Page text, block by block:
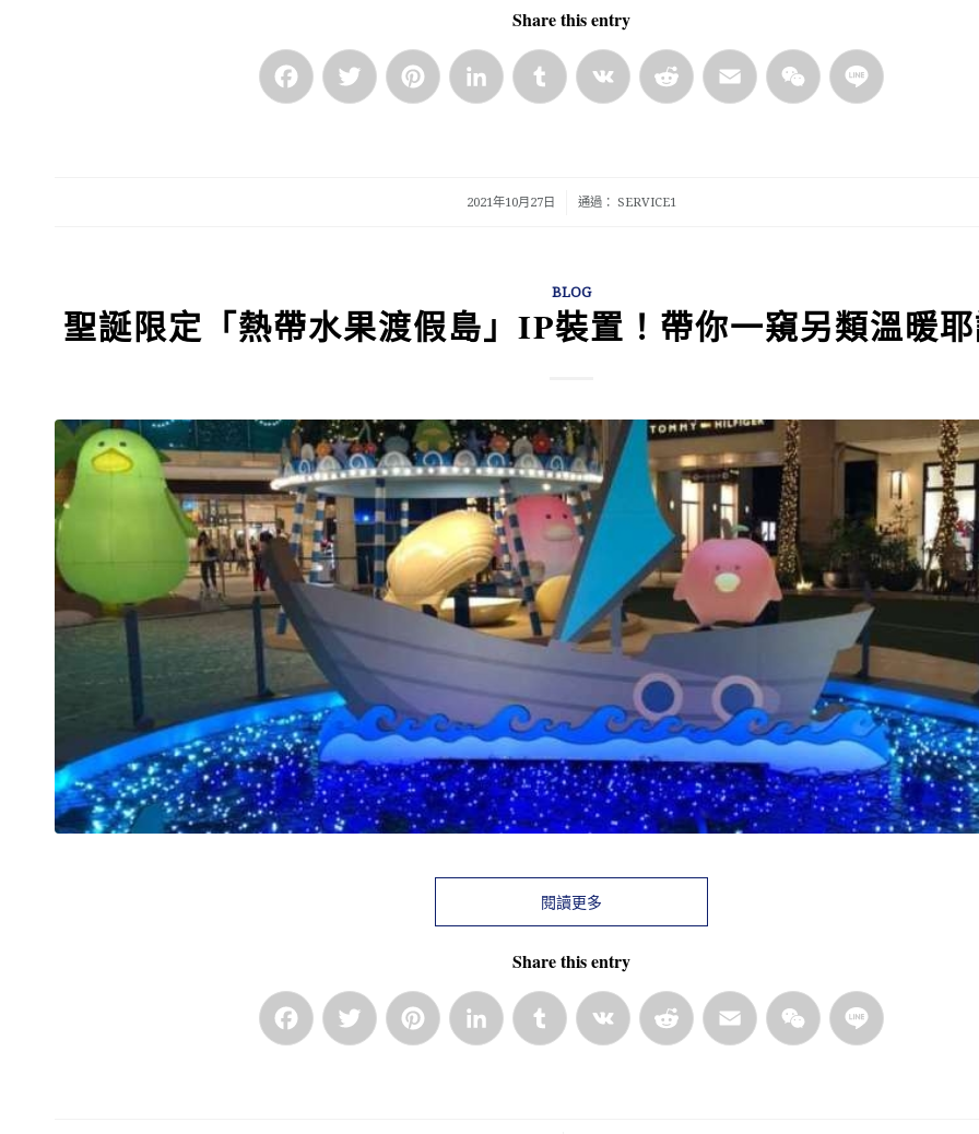
Share this entry
FacebookTwitter Pinterest LinkedInTumblr VK Reddit Email WeChat
2021年10月27日
/ 通過： SERVICE1
BLOG
聖誕限定「熱帶水果渡假島」IP裝置！帶你一窺另類溫暖
閱讀更多
Share this entry
FacebookTwitter Pinterest LinkedInTumblr VK Reddit Email WeChat